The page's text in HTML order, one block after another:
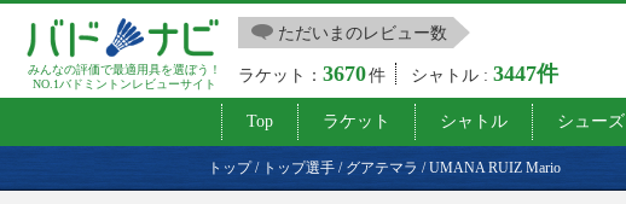
みんなの評価で最適用具を選ぼう！
NO.1バドミントンレビューサイト
ただいまのレビュー数
ラケット：3670件 シャトル :3447件
Top ラケット シャトル シューズ
トップ/ トップ選手 / グアテマラ /UMANA RUIZ Mario